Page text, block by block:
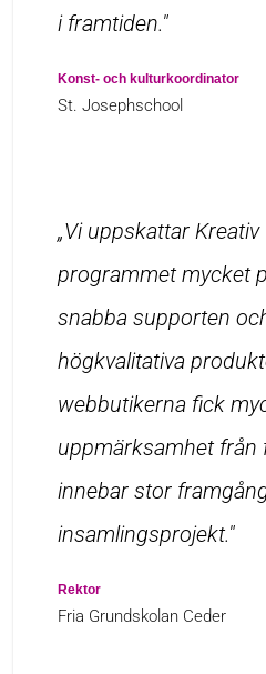
i framtiden."
Konst- och kulturkoordinator
St. Josephschool
„Vi uppskattar
programmet mycket
snabba supporten
högkvalitativa
webbutikerna fick
uppmärksamhet från
innebar stor
insamlingsprojekt."
Rektor
Fria Grundskolan Ceder